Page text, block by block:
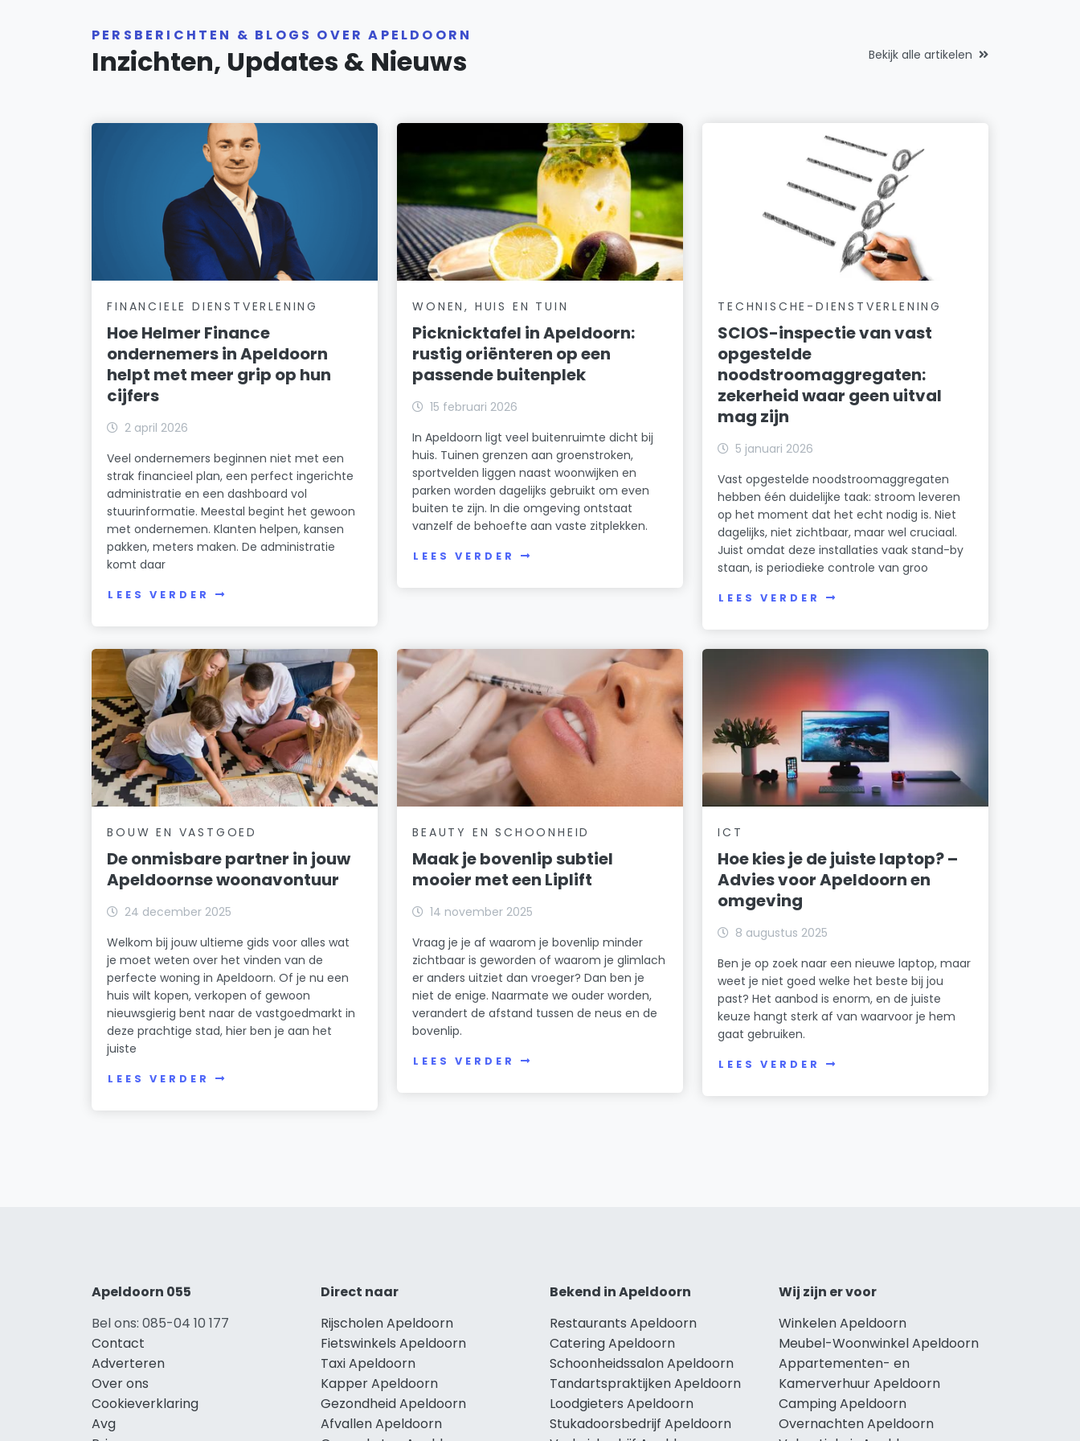
PERSBERICHTEN & BLOGS OVER APELDOORN
Inzichten, Updates & Nieuws Bekijk alle artikelen
FINANCIELE DIENSTVERLENING
Hoe Helmer Finance
ondernemers in Apeldoorn
helpt met meer grip op hun
cijfers
2 april 2026
Veel ondernemers beginnen niet met een
strak financieel plan, een perfect ingerichte
administratie en een dashboard vol
stuurinformatie. Meestal begint het gewoon
met ondernemen. Klanten helpen, kansen
pakken, meters maken. De administratie
komt daar
LEES VERDER
WONEN, HUIS EN TUIN
Picknicktafel in Apeldoorn:
rustig oriënteren op een
passende buitenplek
15 februari 2026
In Apeldoorn ligt veel buitenruimte dicht bij
huis. Tuinen grenzen aan groenstroken,
sportvelden liggen naast woonwijken en
parken worden dagelijks gebruikt om even
buiten te zijn. In die omgeving ontstaat
vanzelf de behoefte aan vaste zitplekken.
LEES VERDER
TECHNISCHE-DIENSTVERLENING
SCIOS-inspectie van vast
opgestelde
noodstroomaggregaten:
zekerheid waar geen uitval
mag zijn
5 januari 2026
Vast opgestelde noodstroomaggregaten
hebben één duidelijke taak: stroom leveren
op het moment dat het echt nodig is. Niet
dagelijks, niet zichtbaar, maar wel cruciaal.
Juist omdat deze installaties vaak stand-by
staan, is periodieke controle van groo
LEES VERDER
BOUW EN VASTGOED
De onmisbare partner in jouw
Apeldoornse woonavontuur
24 december 2025
Welkom bij jouw ultieme gids voor alles wat
je moet weten over het vinden van de
perfecte woning in Apeldoorn. Of je nu een
huis wilt kopen, verkopen of gewoon
nieuwsgierig bent naar de vastgoedmarkt in
deze prachtige stad, hier ben je aan het
juiste
LEES VERDER
BEAUTY EN SCHOONHEID
Maak je bovenlip subtiel
mooier met een Liplift
14 november 2025
Vraag je je af waarom je bovenlip minder
zichtbaar is geworden of waarom je glimlach
er anders uitziet dan vroeger? Dan ben je
niet de enige. Naarmate we ouder worden,
verandert de afstand tussen de neus en de
bovenlip.
LEES VERDER
ICT
Hoe kies je de juiste laptop? –
Advies voor Apeldoorn en
omgeving
8 augustus 2025
Ben je op zoek naar een nieuwe laptop, maar
weet je niet goed welke het beste bij jou
past? Het aanbod is enorm, en de juiste
keuze hangt sterk af van waarvoor je hem
gaat gebruiken.
LEES VERDER
Apeldoorn 055
Bel ons: 085-04 10 177
Contact
Adverteren
Over ons
Cookieverklaring
Avg
Direct naar
Rijscholen Apeldoorn
Fietswinkels Apeldoorn
Taxi Apeldoorn
Kapper Apeldoorn
Gezondheid Apeldoorn
Afvallen Apeldoorn
Bekend in Apeldoorn
Restaurants Apeldoorn
Catering Apeldoorn
Schoonheidssalon Apeldoorn
Tandartspraktijken Apeldoorn
Loodgieters Apeldoorn
Stukadoorsbedrijf Apeldoorn
Wij zijn er voor
Winkelen Apeldoorn
Meubel-Woonwinkel Apeldoorn
Appartementen- en
Kamerverhuur Apeldoorn
Camping Apeldoorn
Overnachten Apeldoorn